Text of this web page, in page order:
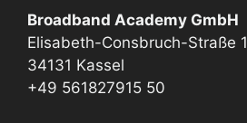
Broadband Academy GmbH
Elisabeth-Consbruch-Straße 1
34131 Kassel
+49 561827915 50